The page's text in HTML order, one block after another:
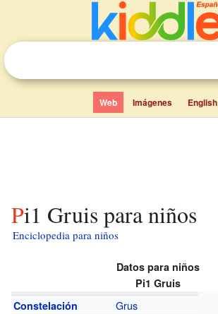
Web Imágenes English
Pi1 Gruis para niños
Enciclopedia para niños
Datos para niños
Pi1 Gruis
Constelación
Grus